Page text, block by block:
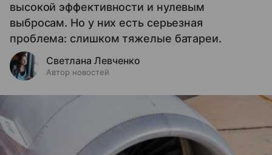
высокой эффективности и нулевым
выбросам. Но у них есть серьезная
проблема: слишком тяжелые батареи.
Светлана Левченко
Автор новостей